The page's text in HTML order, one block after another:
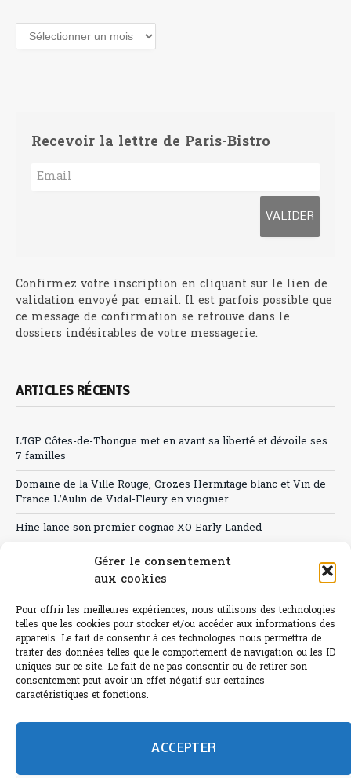
Gérer le consentement
aux cookies
Pour offrir les meilleures expériences, nous utilisons des technologies
telles que les cookies pour stocker et/ou accéder aux informations des
appareils. Le fait de consentir à ces technologies nous permettra de
traiter des données telles que le comportement de navigation ou les ID
uniques sur ce site. Le fait de ne pas consentir ou de retirer son
consentement peut avoir un effet négatif sur certaines
caractéristiques et fonctions.
ACCEPTER
Archives
Recevoir la lettre de Paris-Bistro
Confirmez votre inscription en cliquant sur le lien de
validation envoyé par email. Il est parfois possible que
ce message de confirmation se retrouve dans le
dossiers indésirables de votre messagerie.
ARTICLES RÉCENTS
L’IGP Côtes-de-Thongue met en avant sa liberté et dévoile ses
7 familles
Domaine de la Ville Rouge, Crozes Hermitage blanc et Vin de
France L’Aulin de Vidal-Fleury en viognier
Hine lance son premier cognac XO Early Landed
Canicule : A quand le CHR à « l’heure espagnole » ?
Sélection de rosés 2026
L'abus d'alcool est dangereux pour la santé.
humain et 0% IA de Paris Bistro Editions - SARL de Presse -
Informations légales etRGPD